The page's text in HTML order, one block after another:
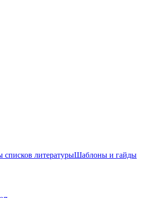
списков литературыШаблоны и гайды